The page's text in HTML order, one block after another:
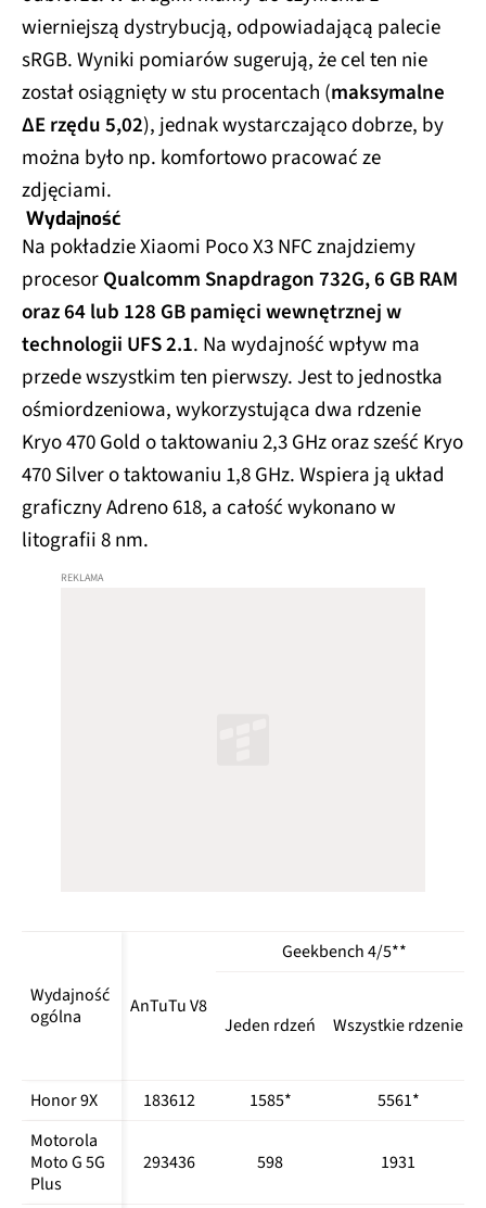
wierniejszą dystrybucją, odpowiadającą palecie
sRGB. Wyniki pomiarów sugerują, że cel ten nie
został osiągnięty w stu procentach (maksymalne
ΔE rzędu 5,02), jednak wystarczająco dobrze, by
można było np. komfortowo pracować ze
zdjęciami.
Wydajność
Na pokładzie Xiaomi Poco X3 NFC znajdziemy
procesorQualcomm Snapdragon 732G, 6 GB RAM
oraz 64 lub 128 GB pamięci wewnętrznej w
technologii UFS 2.1. Na wydajność wpływ ma
przede wszystkim ten pierwszy. Jest to jednostka
ośmiordzeniowa, wykorzystująca dwa rdzenie
Kryo 470 Gold o taktowaniu 2,3 GHz oraz sześć Kryo
470 Silver o taktowaniu 1,8 GHz. Wspiera ją układ
graficzny Adreno 618, a całość wykonano w
litografii 8 nm.
Wydajność
ogólna
AnTuTu V8
Geekbench 4/5**
Jeden rdzeń
Wszystkie rdzenie
Honor 9X 183612 1585*
5561*
Motorola
Moto G 5G
Plus
293436 598 1931